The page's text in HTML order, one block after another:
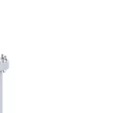
Istället
över leverans,